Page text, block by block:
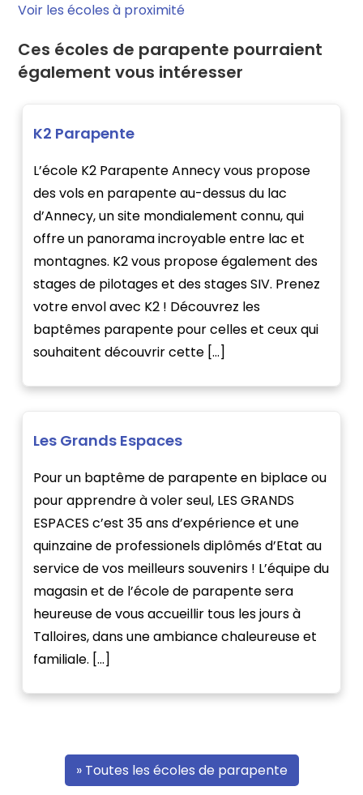
Voir les écoles à proximité
Ces écoles de parapente pourraient
également vous intéresser
K2 Parapente
L’école K2 Parapente Annecy vous propose
des vols en parapente au-dessus du lac
d’Annecy, un site mondialement connu, qui
offre un panorama incroyable entre lac et
montagnes. K2 vous propose également des
stages de pilotages et des stages SIV. Prenez
votre envol avec K2 ! Découvrez les
baptêmes parapente pour celles et ceux qui
souhaitent découvrir cette […]
Les Grands Espaces
Pour un baptême de parapente en biplace ou
pour apprendre à voler seul, LES GRANDS
ESPACES c’est 35 ans d’expérience et une
quinzaine de professionels diplômés d’Etat au
service de vos meilleurs souvenirs ! L’équipe du
magasin et de l’école de parapente sera
heureuse de vous accueillir tous les jours à
Talloires, dans une ambiance chaleureuse et
familiale. […]
» Toutes les écoles de parapente